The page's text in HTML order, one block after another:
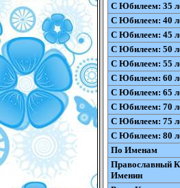
С Юбилеем: 35
С Юбилеем: 40
С Юбилеем: 45
С Юбилеем: 50
С Юбилеем: 55
С Юбилеем: 60
С Юбилеем: 65
С Юбилеем: 70
С Юбилеем: 75
С Юбилеем: 80
По Именам
Православный
Именин